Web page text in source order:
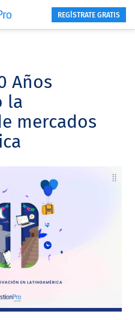
REGÍSTRATE GRATIS
Años
la
mercados